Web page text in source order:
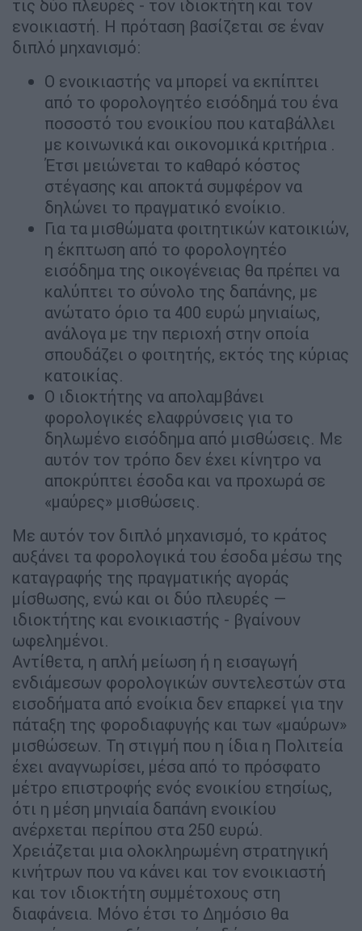
τις δύο πλευρές - τον ιδιοκτήτη και τον
ενοικιαστή. Η πρόταση βασίζεται σε έναν
διπλό μηχανισμό:
Ο ενοικιαστής να μπορεί να εκπίπτει
από το φορολογητέο εισόδημά του ένα
ποσοστό του ενοικίου που καταβάλλει
με κοινωνικά και οικονομικά κριτήρια .
Έτσι μειώνεται το καθαρό κόστος
στέγασης και αποκτά συμφέρον να
δηλώνει το πραγματικό ενοίκιο.
Για τα μισθώματα φοιτητικών κατοικιών,
η έκπτωση από το φορολογητέο
εισόδημα της οικογένειας θα πρέπει να
καλύπτει το σύνολο της δαπάνης, με
ανώτατο όριο τα 400 ευρώ μηνιαίως,
ανάλογα με την περιοχή στην οποία
σπουδάζει ο φοιτητής, εκτός της κύριας
κατοικίας.
Ο ιδιοκτήτης να απολαμβάνει
φορολογικές ελαφρύνσεις για το
δηλωμένο εισόδημα από μισθώσεις. Με
αυτόν τον τρόπο δεν έχει κίνητρο να
αποκρύπτει έσοδα και να προχωρά σε
«μαύρες» μισθώσεις.
Με αυτόν τον διπλό μηχανισμό, το κράτος
αυξάνει τα φορολογικά του έσοδα μέσω της
καταγραφής της πραγματικής αγοράς
μίσθωσης, ενώ και οι δύο πλευρές —
ιδιοκτήτης και ενοικιαστής - βγαίνουν
ωφελημένοι.
Αντίθετα, η απλή μείωση ή η εισαγωγή
ενδιάμεσων φορολογικών συντελεστών στα
εισοδήματα από ενοίκια δεν επαρκεί για την
πάταξη της φοροδιαφυγής και των «μαύρων»
μισθώσεων. Τη στιγμή που η ίδια η Πολιτεία
έχει αναγνωρίσει, μέσα από το πρόσφατο
μέτρο επιστροφής ενός ενοικίου ετησίως,
ότι η μέση μηνιαία δαπάνη ενοικίου
ανέρχεται περίπου στα 250 ευρώ.
Χρειάζεται μια ολοκληρωμένη στρατηγική
κινήτρων που να κάνει και τον ενοικιαστή
και τον ιδιοκτήτη συμμέτοχους στη
διαφάνεια. Μόνο έτσι το Δημόσιο θα